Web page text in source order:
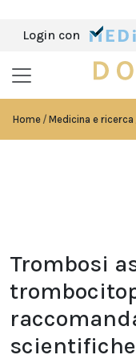
Login con
Home Medicina e ricerca
Trombosi
scientifiche